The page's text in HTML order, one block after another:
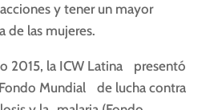
y tener un mayor
de las mujeres.
2015, la ICW Latina presentó
Mundial de lucha contra